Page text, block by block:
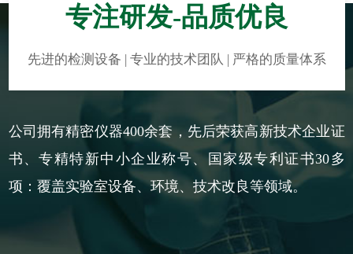
专注研发-品质优良
先进的检测设备 | 专业的技术团队 | 严格的质量体系
公司拥有精密仪器400余套，先后荣获高新技术企业证
书、专精特新中小企业称号、国家级专利证书30多
项：覆盖实验室设备、环境、技术改良等领域。